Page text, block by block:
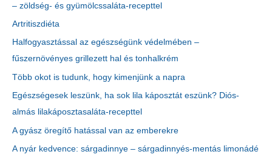
– zöldség- és gyümölcssaláta-recepttel
Artritiszdiéta
Halfogyasztással az egészségünk védelmében –
fűszernövényes grillezett hal és tonhalkrém
Több okot is tudunk, hogy kimenjünk a napra
Egészségesek leszünk, ha sok lila káposztát eszünk? Diós-
almás lilakáposztasaláta-recepttel
A gyász öregítő hatással van az emberekre
A nyár kedvence: sárgadinnye – sárgadinnyés-mentás limonádé